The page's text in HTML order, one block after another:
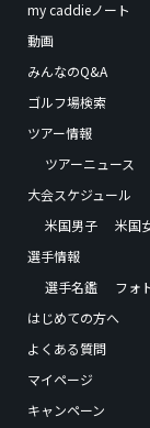
my caddieノート
動画
みんなのQ&A
ゴルフ場検索
ツアー情報
ツアーニュース
大会スケジュール
米国男子
米国
選手情報
選手名鑑
フォ
はじめての方へ
よくある質問
マイページ
キャンペーン